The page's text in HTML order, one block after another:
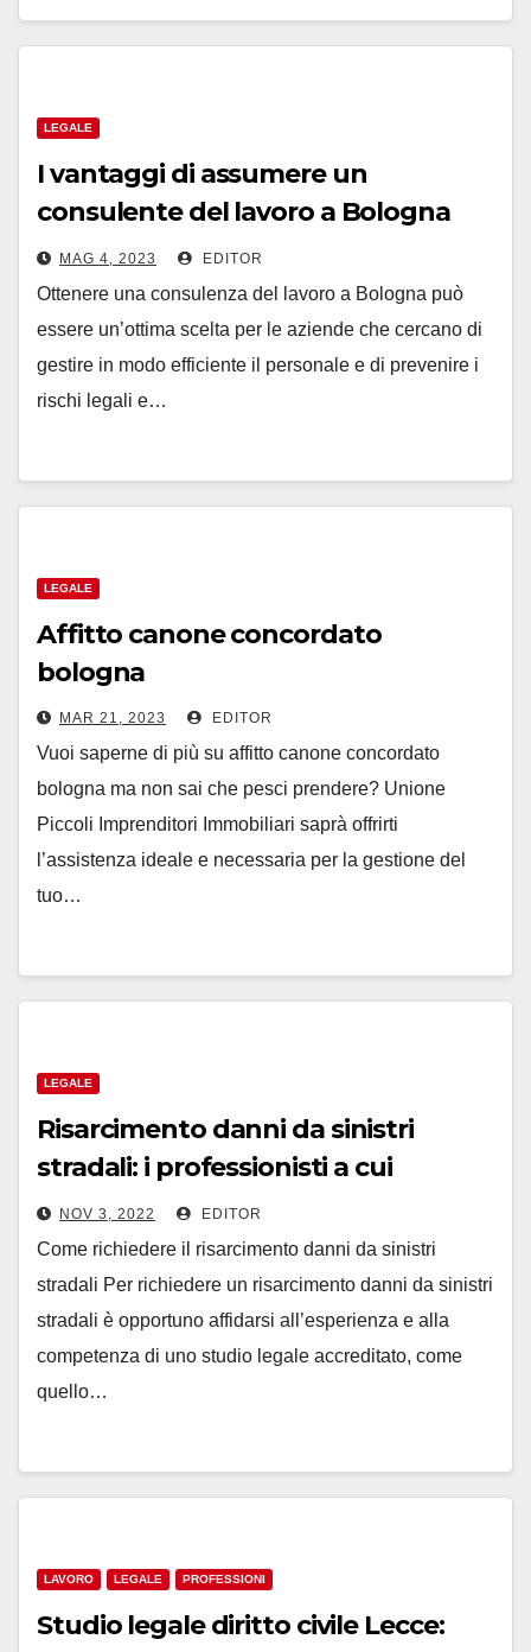
LEGALE
I vantaggi di assumere un
consulente del lavoro a Bologna
per la tua azienda
MAG 4, 2023 EDITOR
Ottenere una consulenza del lavoro a Bologna può
essere un’ottima scelta per le aziende che cercano di
gestire in modo efficiente il personale e di prevenire i
rischi legali e…
LEGALE
Affitto canone concordato
bologna
MAR 21, 2023 EDITOR
Vuoi saperne di più su affitto canone concordato
bologna ma non sai che pesci prendere? Unione
Piccoli Imprenditori Immobiliari saprà offrirti
l’assistenza ideale e necessaria per la gestione del
tuo…
LEGALE
Risarcimento danni da sinistri
stradali: i professionisti a cui
affidarsi
NOV 3, 2022 EDITOR
Come richiedere il risarcimento danni da sinistri
stradali Per richiedere un risarcimento danni da sinistri
stradali è opportuno affidarsi all’esperienza e alla
competenza di uno studio legale accreditato, come
quello…
LAVORO LEGALE PROFESSIONI
Studio legale diritto civile Lecce: